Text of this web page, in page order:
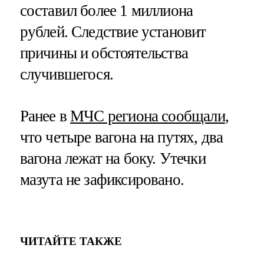
составил более 1 миллиона
рублей. Следствие установит
причины и обстоятельства
случившегося.
Ранее вМЧС региона сообщали,
что четыре вагона на путях, два
вагона лежат на боку. Утечки
мазута не зафиксировано.
ЧИТАЙТЕ ТАКЖЕ